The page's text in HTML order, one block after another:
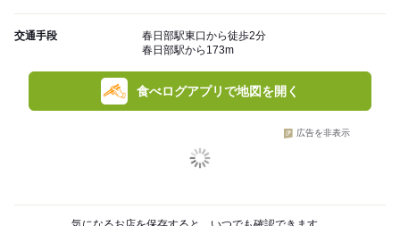
交通手段
春日部駅東口から徒歩2分
春日部駅から173m
食べログアプリで地図を開く
広告を非表示